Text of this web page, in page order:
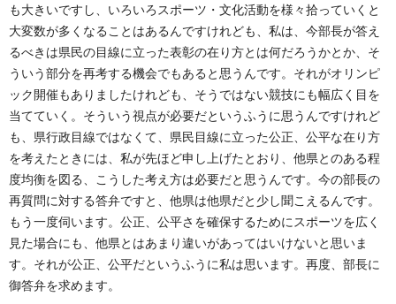
も大きいですし、いろいろスポーツ・文化活動を様々拾っていくと
大変数が多くなることはあるんですけれども、私は、今部長が答え
るべきは県民の目線に立った表彰の在り方とは何だろうかとか、そ
ういう部分を再考する機会でもあると思うんです。それがオリンピ
ック開催もありましたけれども、そうではない競技にも幅広く目を
当てていく。そういう視点が必要だというふうに思うんですけれど
も、県行政目線ではなくて、県民目線に立った公正、公平な在り方
を考えたときには、私が先ほど申し上げたとおり、他県とのある程
度均衡を図る、こうした考え方は必要だと思うんです。今の部長の
再質問に対する答弁ですと、他県は他県だと少し聞こえるんです。
もう一度伺います。公正、公平さを確保するためにスポーツを広く
見た場合にも、他県とはあまり違いがあってはいけないと思いま
す。それが公正、公平だというふうに私は思います。再度、部長に
御答弁を求めます。